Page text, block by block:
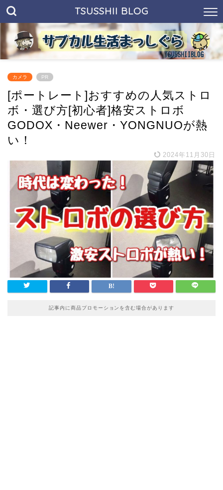
TSUSSHII BLOG
カメラ PR
[ポートレート]おすすめの人気ストロ
ボ・選び方[初心者]格安ストロボ
GODOX・Neewer・YONGNUOが熱
い！
2024年11月30日
記事内に商品プロモーションを含む場合があります